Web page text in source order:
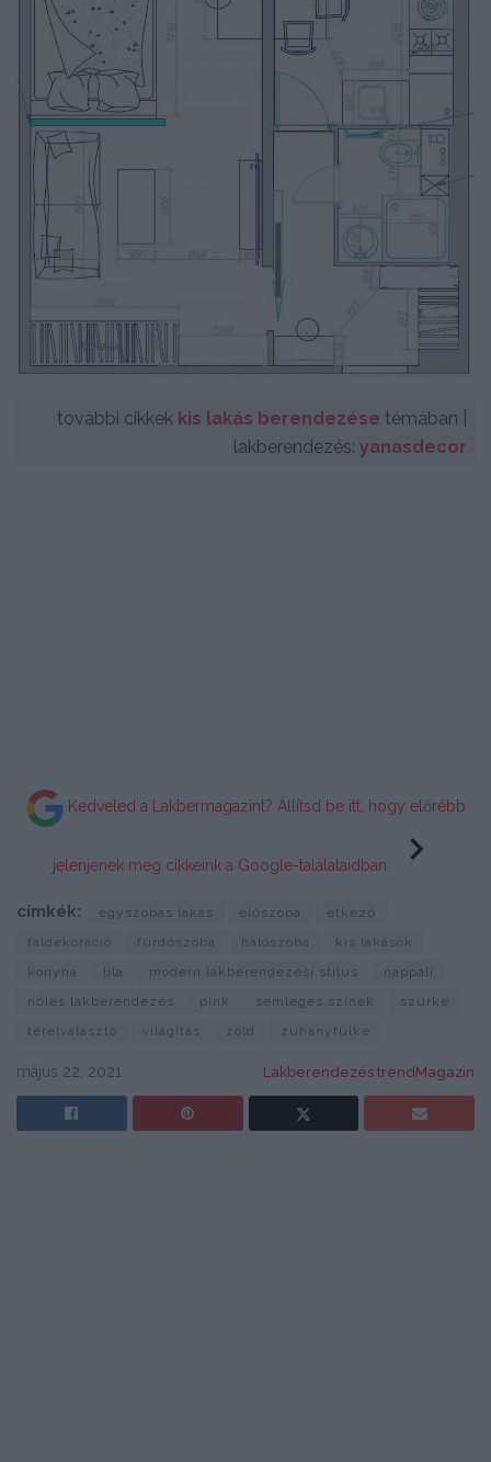
további cikkek kis lakás berendezése témában |
lakberendezés: yanasdecor
Kedveled a Lakbermagazint? Állítsd be itt, hogy előrébb
jelenjenek meg cikkeink a Google-találataidban.
címkék: egyszobás lakás előszoba
étkező
faldekoráció
fürdőszoba hálószoba
kis lakások
konyha
lila modern lakberendezési stílus
nappali
nőies lakberendezés
pink semleges színek
szürke
térelválasztó
világítás zöld zuhanyfülke
május 22, 2021 Lakberendezés trendMagazin